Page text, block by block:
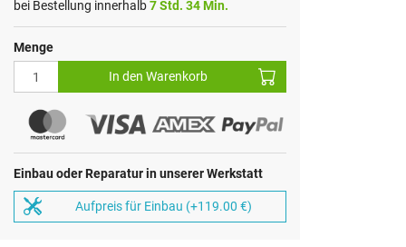
bei Bestellung innerhalb7 Std. 34 Min.
Menge
In den Warenkorb
Einbau oder Reparatur in unserer Werkstatt
Aufpreis für Einbau (+119.00 €)